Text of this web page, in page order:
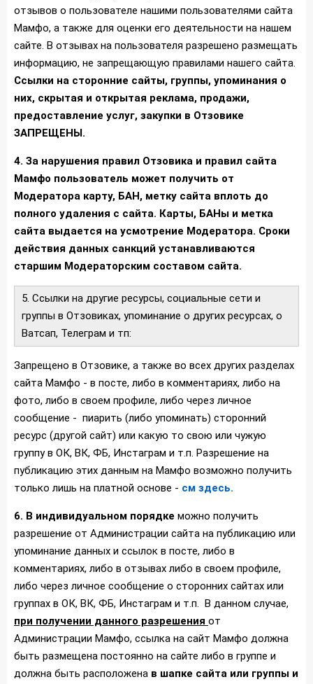
отзывов о пользователе нашими пользователями сайта
Мамфо, а также для оценки его деятельности на нашем
сайте. В отзывах на пользователя разрешено размещать
информацию, не запрещающую правилами нашего сайта.
Ссылки на сторонние сайты, группы, упоминания о
них, скрытая и открытая реклама, продажи,
предоставление услуг, закупки в Отзовике
ЗАПРЕЩЕНЫ.
4. За нарушения правил Отзовика и правил сайта
Мамфо пользователь может получить от
Модератора карту, БАН, метку сайта вплоть до
полного удаления с сайта. Карты, БАНы и метка
сайта выдается на усмотрение Модератора. Сроки
действия данных санкций устанавливаются
старшим Модераторским составом сайта.
5. Ссылки на другие ресурсы, социальные сети и
группы в Отзовиках, упоминание о других ресурсах, о
Ватсап, Телеграм и тп:
Запрещено в Отзовике, а также во всех других разделах
сайта Мамфо - в посте, либо в комментариях, либо на
фото, либо в своем профиле, либо через личное
сообщение - пиарить (либо упоминать) сторонний
ресурс (другой сайт) или какую то свою или чужую
группу в ОК, ВК, ФБ, Инстаграм и т.п. Разрешение на
публикацию этих данным на Мамфо возможно получить
только лишь на платной основе - см здесь.
6. В индивидуальном порядке можно получить
разрешение от Администрации сайта на публикацию или
упоминание данных и ссылок в посте, либо в
комментариях, либо в отзывах либо в своем профиле,
либо через личное сообщение о сторонних сайтах или
группах в ОК, ВК, ФБ, Инстаграм и т.п. В данном случае,
при получении данного разрешения от
Администрации Мамфо, ссылка на сайт Мамфо должна
быть размещена постоянно на сайте либо в группе и
должна быть расположена в шапке сайта или группы и